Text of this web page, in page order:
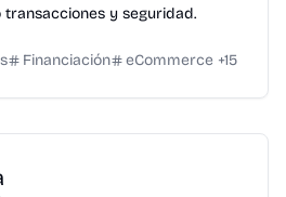
y seguridad.
Financiación eCommerce +15